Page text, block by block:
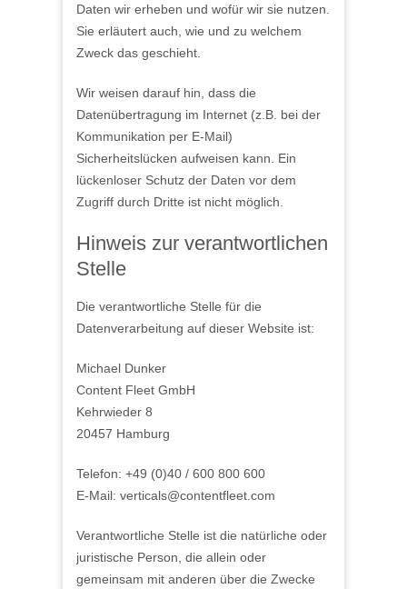
Daten wir erheben und wofür wir sie nutzen.
Sie erläutert auch, wie und zu welchem
Zweck das geschieht.
Wir weisen darauf hin, dass die
Datenübertragung im Internet (z.B. bei der
Kommunikation per E-Mail)
Sicherheitslücken aufweisen kann. Ein
lückenloser Schutz der Daten vor dem
Zugriff durch Dritte ist nicht möglich.
Hinweis zur verantwortlichen
Stelle
Die verantwortliche Stelle für die
Datenverarbeitung auf dieser Website ist:
Michael Dunker
Content Fleet GmbH
Kehrwieder 8
20457 Hamburg
Telefon: +49 (0)40 / 600 800 600
E-Mail: verticals@contentfleet.com
Verantwortliche Stelle ist die natürliche oder
juristische Person, die allein oder
gemeinsam mit anderen über die Zwecke